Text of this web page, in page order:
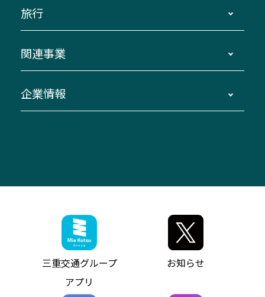
三重交通接近情報バスロケーションシステム
ダイヤ改正情報
迂回・休止について
臨時バスについて
伊勢二見鳥羽周遊バスCANばす
「みえブルーライン」（三重大学病院直通バ
神都ライナー
ミジュマルのラッピングバス（鈴鹿管内）
参宮バス
神都バス
パールシャトル
伊賀～名古屋
南紀～VISON～名古屋
湯の山温泉～名古屋
桑名・長島温泉・金城ふ頭駅～中部国際空港
（休止中）
お客様駐車場のご案内
アイコンの説明
インターネット予約
よくあるご質問
お問い合わせ
貸切バスのご利用について
お問い合わせ
旅行
貸切バス団体旅行
美し国周遊ばす
関連事業
自家用自動車車両運行管理
ザ・バスコレクション三重交通バスセット
三重交通公式グッズ
企業情報
ファンコーナー
お問い合わせ
お知らせ・最新情報一覧
ニュースリリース
三重交通グループ
アプリ
お知らせ